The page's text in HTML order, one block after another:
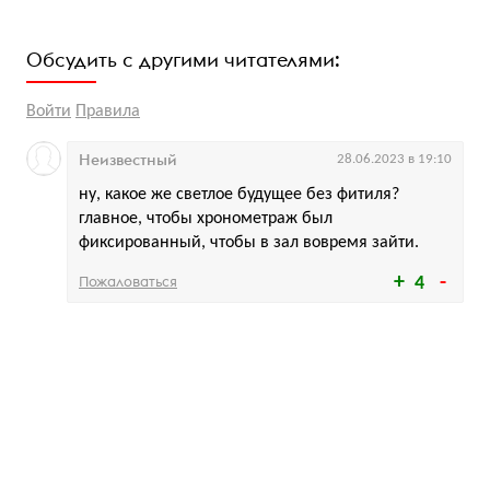
Обсудить с другими читателями:
Войти Правила
4
ну, какое же светлое будущее без фитиля?
главное, чтобы хронометраж был
фиксированный, чтобы в зал вовремя зайти.
Неизвестный 28.06.2023 в 19:10
Пожаловаться